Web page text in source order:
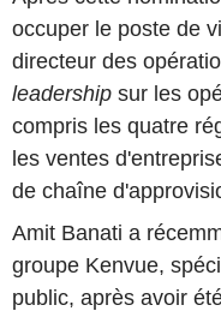
occuper le poste de
directeur des
leadership sur les
compris les quatre
les ventes
de chaîne
Amit Banati a
groupe Kenvue,
public, après avoir